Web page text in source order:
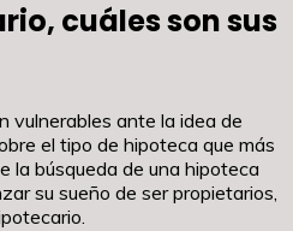
cuáles son sus
vulnerables ante la idea de
el tipo de hipoteca que más
la búsqueda de una hipoteca
su sueño de ser propietarios,